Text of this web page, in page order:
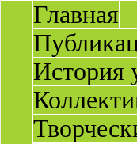
Главная
История